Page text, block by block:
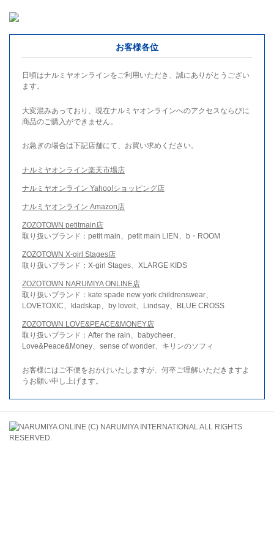
お客様各位
日頃はナルミヤオンラインをご利用いただき、誠にありがとうござい
ます。
大変混みあっており、現在ナルミヤオンラインへのアクセスならびに
商品のご購入ができません。
お急ぎの場合は下記店舗にて、お買い求めください。
ナルミヤオンライン楽天市場店
ナルミヤオンライン Yahoo!ショッピング店
ナルミヤオンライン Amazon店
ZOZOTOWN petitmain店
取り扱いブランド：petit main、petit main LIEN、b・ROOM
ZOZOTOWN X-girl Stages店
取り扱いブランド：X-girl Stages、XLARGE KIDS
ZOZOTOWN NARUMIYA ONLINE店
取り扱いブランド：kate spade new york childrenswear、
LOVETOXIC、kladskap、by loveit、Lindsay、BLUE CROSS
ZOZOTOWN LOVE&PEACE&MONEY店
取り扱いブランド：After the rain、babycheer、
Love&Peace&Money、sense of wonder、キリンのソフィ
お客様にはご不便をおかけいたしますが、何卒ご理解いただきますよ
うお願い申し上げます。